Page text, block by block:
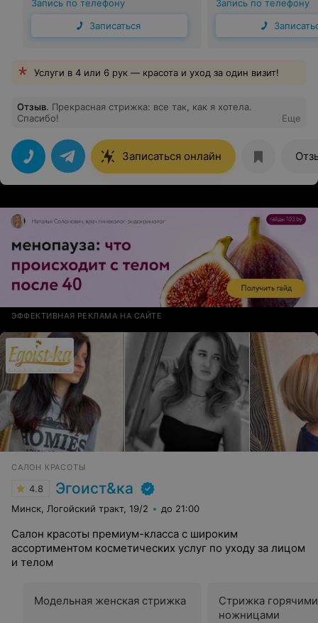
Запись по телефону
Записаться
Запись по телефону
Услуги в 4 или 6 рук — красота и уход за один визит!
Отзыв. Прекрасная стрижка: все так, как я хотела.
Спасибо!
Еще
Записаться онлайн
ЭФФЕКТИВНАЯ РЕКЛАМА НА САЙТЕ
САЛОН КРАСОТЫ
4.8 Эгоист&ка
Минск, Логойский тракт, 19/2 до 21:00
Салон красоты премиум-класса с широким
ассортиментом косметических услуг по уходу за лицом
и телом
Модельная женская стрижка
Стрижка горячими
ножницами